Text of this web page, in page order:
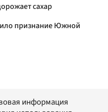
сахар
признание Южной
информация